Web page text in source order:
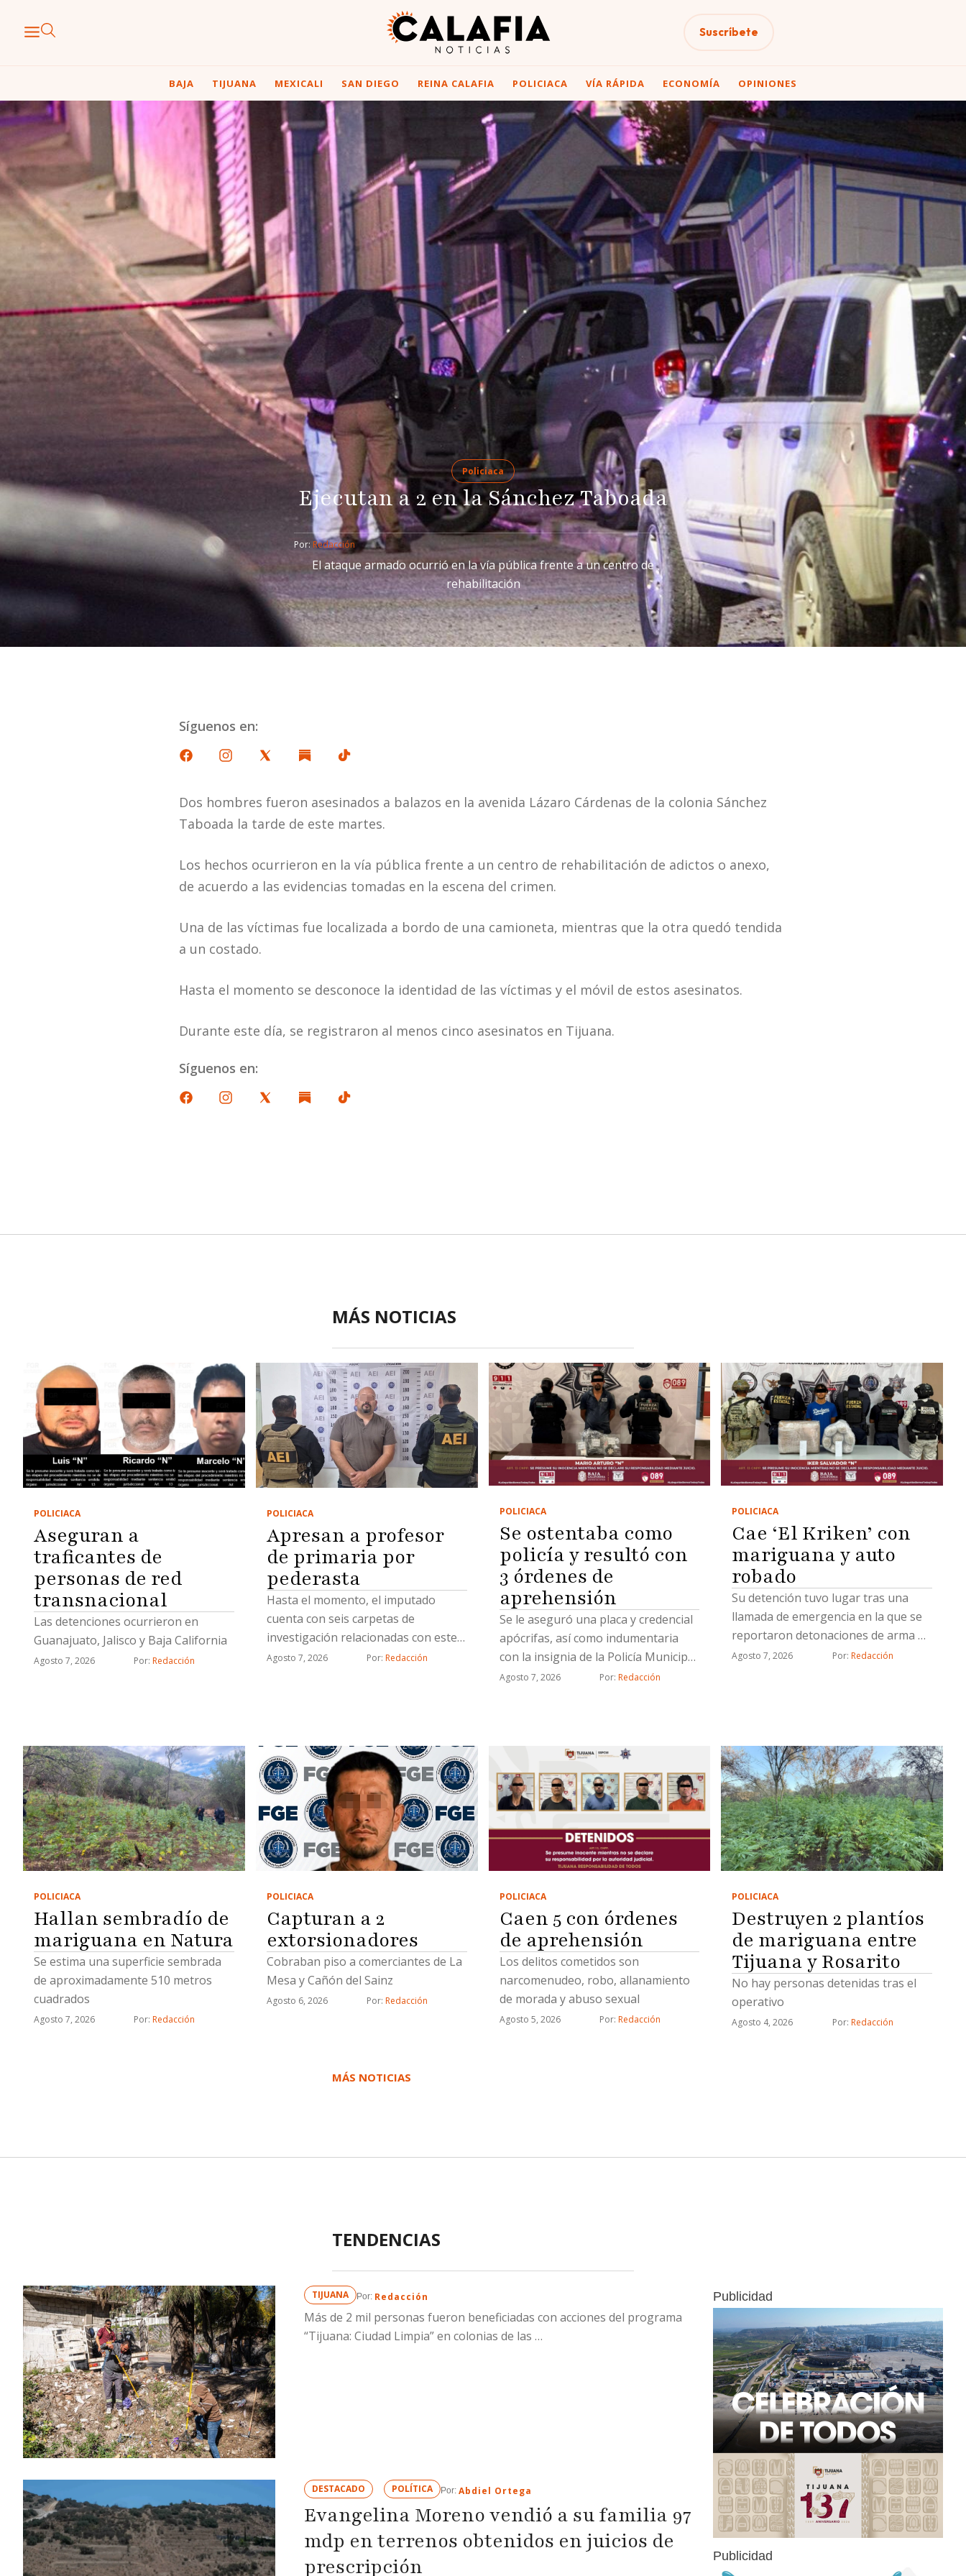
Suscríbete
BAJA TIJUANA MEXICALI SAN DIEGO REINA CALAFIA POLICIACA VÍA RÁPIDA ECONOMÍA OPINIONES
Policiaca
Ejecutan a 2 en la Sánchez Taboada
Por: Redacción
El ataque armado ocurrió en la vía pública frente a un centro de
rehabilitación
Síguenos en:
Dos hombres fueron asesinados a balazos en la avenida Lázaro Cárdenas de la colonia Sánchez
Taboada la tarde de este martes.
Los hechos ocurrieron en la vía pública frente a un centro de rehabilitación de adictos o anexo,
de acuerdo a las evidencias tomadas en la escena del crimen.
Una de las víctimas fue localizada a bordo de una camioneta, mientras que la otra quedó tendida
a un costado.
Hasta el momento se desconoce la identidad de las víctimas y el móvil de estos asesinatos.
Durante este día, se registraron al menos cinco asesinatos en Tijuana.
Síguenos en:
MÁS NOTICIAS
POLICIACA
Aseguran a
traficantes de
personas de red
transnacional
Las detenciones ocurrieron en
Guanajuato, Jalisco y Baja California
Agosto 7, 2026 Por: Redacción
POLICIACA
Apresan a profesor
de primaria por
pederasta
Hasta el momento, el imputado
cuenta con seis carpetas de
investigación relacionadas con este
mismo delito
Agosto 7, 2026 Por: Redacción
POLICIACA
Se ostentaba como
policía y resultó con
3 órdenes de
aprehensión
Se le aseguró una placa y credencial
apócrifas, así como indumentaria
con la insignia de la Policía Municipal
de Tijuana
Agosto 7, 2026 Por: Redacción
POLICIACA
Cae ‘El Kriken’ con
mariguana y auto
robado
Su detención tuvo lugar tras una
llamada de emergencia en la que se
reportaron detonaciones de arma de
fuego
Agosto 7, 2026 Por: Redacción
POLICIACA
Hallan sembradío de
mariguana en Natura
Se estima una superficie sembrada
de aproximadamente 510 metros
cuadrados
Agosto 7, 2026 Por: Redacción
POLICIACA
Capturan a 2
extorsionadores
Cobraban piso a comerciantes de La
Mesa y Cañón del Sainz
Agosto 6, 2026 Por: Redacción
POLICIACA
Caen 5 con órdenes
de aprehensión
Los delitos cometidos son
narcomenudeo, robo, allanamiento
de morada y abuso sexual
Agosto 5, 2026 Por: Redacción
POLICIACA
Destruyen 2 plantíos
de mariguana entre
Tijuana y Rosarito
No hay personas detenidas tras el
operativo
Agosto 4, 2026 Por: Redacción
MÁS NOTICIAS
TENDENCIAS
TIJUANA Por: Redacción
Más de 2 mil personas fueron beneficiadas con acciones del programa
“Tijuana: Ciudad Limpia” en colonias de las …
DESTACADO POLÍTICA Por: Abdiel Ortega
Evangelina Moreno vendió a su familia 97
mdp en terrenos obtenidos en juicios de
prescripción
Publicidad
Publicidad